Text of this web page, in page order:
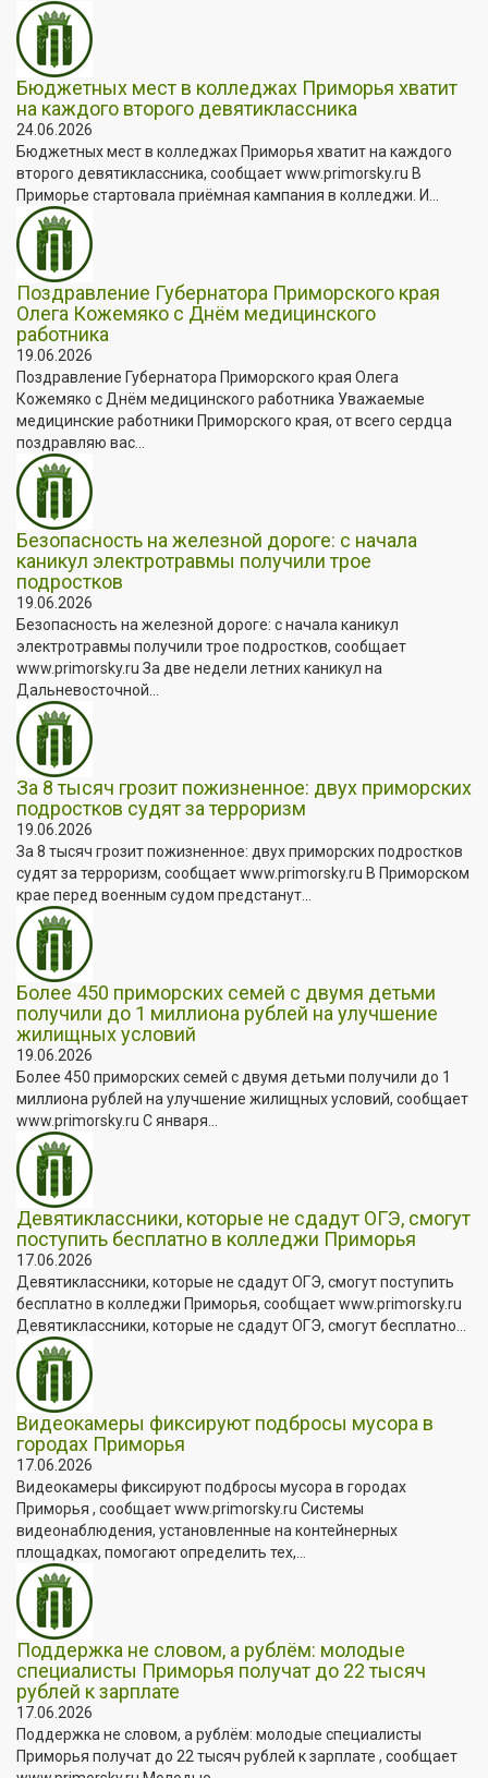
Бюджетных мест в колледжах Приморья хватит
на каждого второго девятиклассника
24.06.2026
Бюджетных мест в колледжах Приморья хватит на каждого
второго девятиклассника, сообщает www.primorsky.ru В
Приморье стартовала приёмная кампания в колледжи. И...
Поздравление Губернатора Приморского края
Олега Кожемяко с Днём медицинского
работника
19.06.2026
Поздравление Губернатора Приморского края Олега
Кожемяко с Днём медицинского работника Уважаемые
медицинские работники Приморского края, от всего сердца
поздравляю вас...
Безопасность на железной дороге: с начала
каникул электротравмы получили трое
подростков
19.06.2026
Безопасность на железной дороге: с начала каникул
электротравмы получили трое подростков, сообщает
www.primorsky.ru За две недели летних каникул на
Дальневосточной...
За 8 тысяч грозит пожизненное: двух приморских
подростков судят за терроризм
19.06.2026
За 8 тысяч грозит пожизненное: двух приморских подростков
судят за терроризм, сообщает www.primorsky.ru В Приморском
крае перед военным судом предстанут...
Более 450 приморских семей с двумя детьми
получили до 1 миллиона рублей на улучшение
жилищных условий
19.06.2026
Более 450 приморских семей с двумя детьми получили до 1
миллиона рублей на улучшение жилищных условий, сообщает
www.primorsky.ru С января...
Девятиклассники, которые не сдадут ОГЭ, смогут
поступить бесплатно в колледжи Приморья
17.06.2026
Девятиклассники, которые не сдадут ОГЭ, смогут поступить
бесплатно в колледжи Приморья, сообщает www.primorsky.ru
Девятиклассники, которые не сдадут ОГЭ, смогут бесплатно...
Видеокамеры фиксируют подбросы мусора в
городах Приморья
17.06.2026
Видеокамеры фиксируют подбросы мусора в городах
Приморья , сообщает www.primorsky.ru Системы
видеонаблюдения, установленные на контейнерных
площадках, помогают определить тех,...
Поддержка не словом, а рублём: молодые
специалисты Приморья получат до 22 тысяч
рублей к зарплате
17.06.2026
Поддержка не словом, а рублём: молодые специалисты
Приморья получат до 22 тысяч рублей к зарплате , сообщает